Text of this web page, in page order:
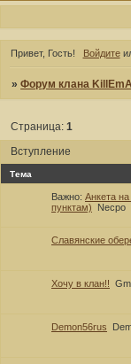
Привет, Гость! Войдите
»Форум клана
Вступление
Страница:1
Тема
Важно: Анкета
пунктам)
Necpo
Славянские
Хочу в клан!!
Demon56rus